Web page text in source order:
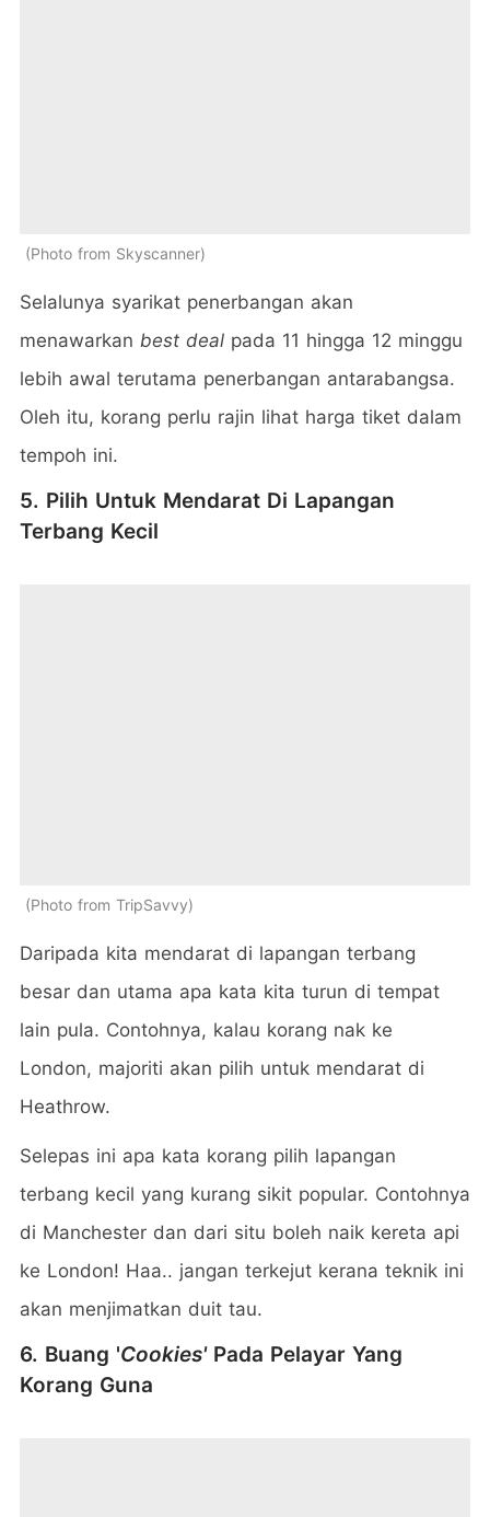
Photo from Skyscanner
Selalunya syarikat penerbangan akan
menawarkan best deal pada 11 hingga 12 minggu
lebih awal terutama penerbangan antarabangsa.
Oleh itu, korang perlu rajin lihat harga tiket dalam
tempoh ini.
5. Pilih Untuk Mendarat Di Lapangan
Terbang Kecil
Photo from TripSavvy
Daripada kita mendarat di lapangan terbang
besar dan utama apa kata kita turun di tempat
lain pula. Contohnya, kalau korang nak ke
London, majoriti akan pilih untuk mendarat di
Heathrow.
Selepas ini apa kata korang pilih lapangan
terbang kecil yang kurang sikit popular. Contohnya
di Manchester dan dari situ boleh naik kereta api
ke London! Haa.. jangan terkejut kerana teknik ini
akan menjimatkan duit tau.
6. Buang 'Cookies'Pada Pelayar Yang
Korang Guna